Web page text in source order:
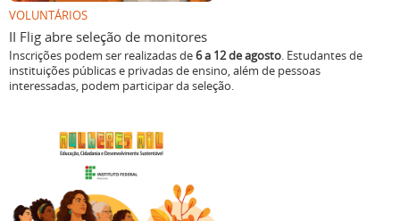
VOLUNTÁRIOS
II Flig abre seleção de monitores
Inscrições podem ser realizadas de6 a 12 de agosto. Estudantes de
instituições públicas e privadas de ensino, além de pessoas
interessadas, podem participar da seleção.